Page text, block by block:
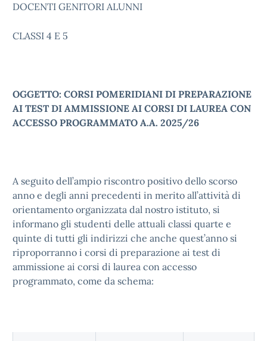
DOCENTI GENITORI ALUNNI
CLASSI 4 E 5
OGGETTO: CORSI POMERIDIANI DI PREPARAZIONE
AI TEST DI AMMISSIONE AI CORSI DI LAUREA CON
ACCESSO PROGRAMMATO A.A. 2025/26
A seguito dell’ampio riscontro positivo dello scorso
anno e degli anni precedenti in merito all’attività di
orientamento organizzata dal nostro istituto, si
informano gli studenti delle attuali classi quarte e
quinte di tutti gli indirizzi che anche quest’anno si
riproporranno i corsi di preparazione ai test di
ammissione ai corsi di laurea con accesso
programmato, come da schema: